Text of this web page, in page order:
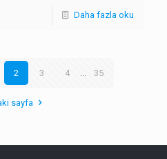
Daha fazla oku
2 3 4 35
sayfa